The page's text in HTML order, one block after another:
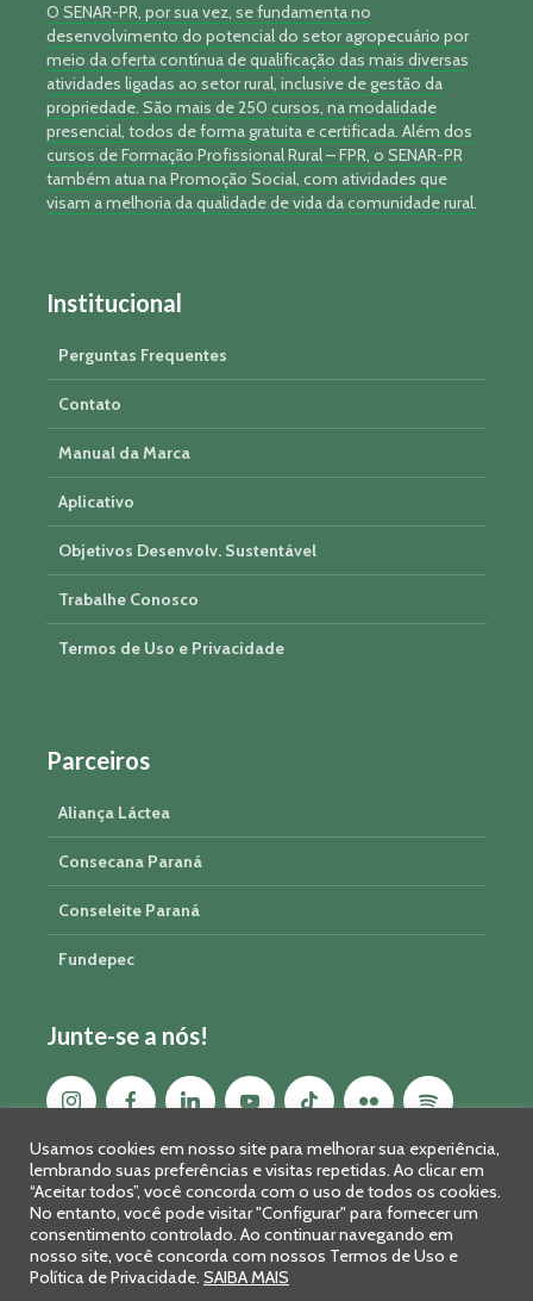
O SENAR-PR, por sua vez, se fundamenta no
desenvolvimento do potencial do setor agropecuário por
meio da oferta contínua de qualificação das mais diversas
atividades ligadas ao setor rural, inclusive de gestão da
propriedade. São mais de 250 cursos, na modalidade
presencial, todos de forma gratuita e certificada. Além dos
cursos de Formação Profissional Rural – FPR, o SENAR-PR
também atua na Promoção Social, com atividades que
visam a melhoria da qualidade de vida da comunidade rural.
Institucional
Perguntas Frequentes
Contato
Manual da Marca
Aplicativo
Objetivos Desenvolv. Sustentável
Trabalhe Conosco
Termos de Uso e Privacidade
Parceiros
Aliança Láctea
Consecana Paraná
Conseleite Paraná
Fundepec
Junte-se a nós!
Sistema FAEP/SENAR-PR © 2026 · R. Marechal Deodoro, 450, 14º
Usamos cookies em nosso site para melhorar sua experiência,
lembrando suas preferências e visitas repetidas. Ao clicar em
“Aceitar todos”, você concorda com o uso de todos os cookies.
No entanto, você pode visitar "Configurar" para fornecer um
consentimento controlado. Ao continuar navegando em
nosso site, você concorda com nossos Termos de Uso e
Política de Privacidade. SAIBA MAIS